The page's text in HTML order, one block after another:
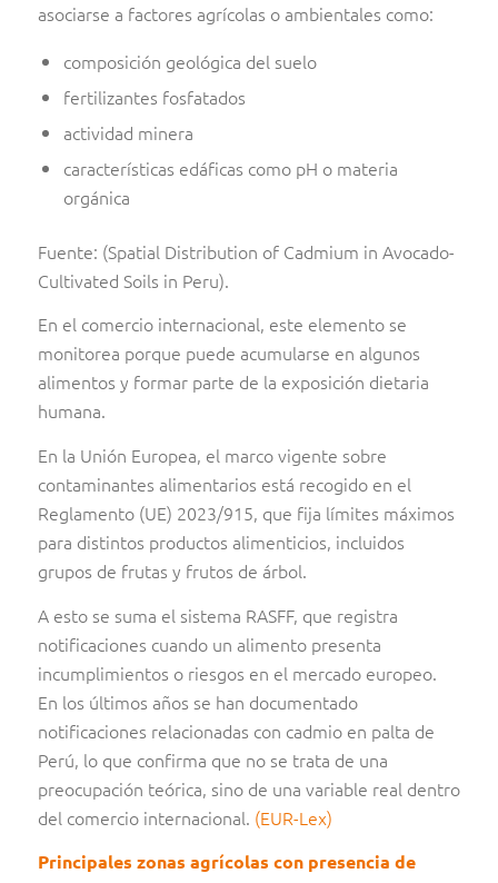
asociarse a factores agrícolas o ambientales como:
composición geológica del suelo
fertilizantes fosfatados
actividad minera
características edáficas como pH o materia
orgánica
Fuente: (Spatial Distribution of Cadmium in Avocado-
Cultivated Soils in Peru).
En el comercio internacional, este elemento se
monitorea porque puede acumularse en algunos
alimentos y formar parte de la exposición dietaria
humana.
En la Unión Europea, el marco vigente sobre
contaminantes alimentarios está recogido en el
Reglamento (UE) 2023/915, que fija límites máximos
para distintos productos alimenticios, incluidos
grupos de frutas y frutos de árbol.
A esto se suma el sistema RASFF, que registra
notificaciones cuando un alimento presenta
incumplimientos o riesgos en el mercado europeo.
En los últimos años se han documentado
notificaciones relacionadas con cadmio en palta de
Perú, lo que confirma que no se trata de una
preocupación teórica, sino de una variable real dentro
del comercio internacional. (EUR-Lex)
Principales zonas agrícolas con presencia de